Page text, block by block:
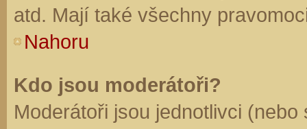
atd. Mají také všechny
Nahoru
Kdo jsou moderátoři?
Moderátoři jsou jednotlivci